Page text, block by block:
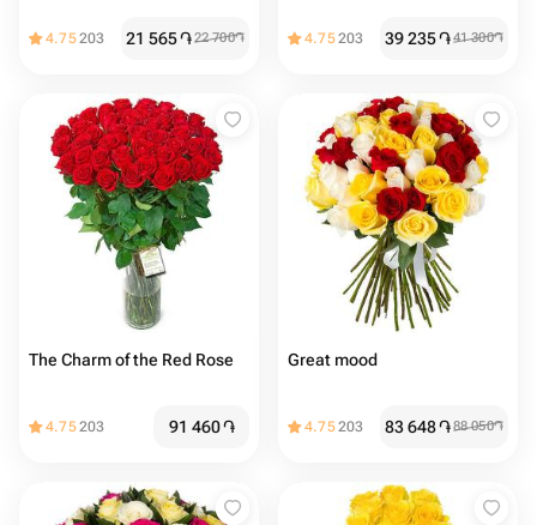
4.75203 21 565֏22 700֏ 4.75203 39 235֏41 300֏
The Charm of the Red Rose
4.75203 91 460֏
Great mood
4.75203 83 648֏88 050֏